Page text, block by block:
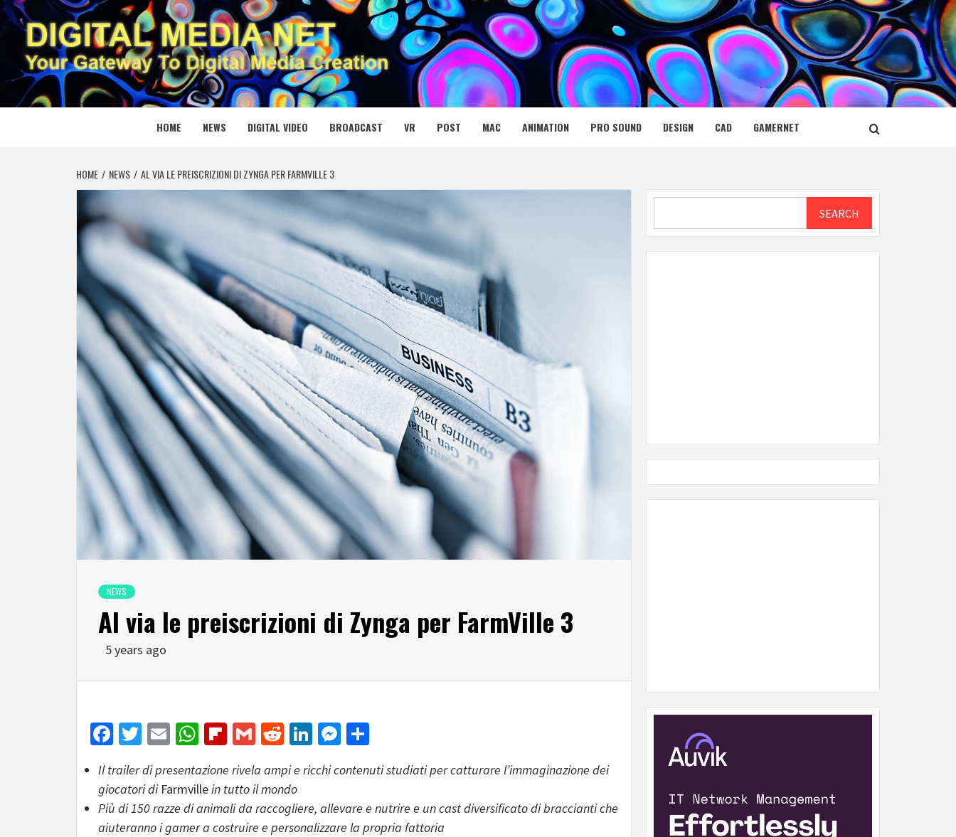
Skip
to
content
DIGITAL MEDIA NET
YOUR GATEWAY TO DIGITAL MEDIA CREATION
HOME NEWS DIGITAL VIDEO BROADCAST VR POST MAC ANIMATION PRO SOUND DESIGN CAD GAMERNET
HOME NEWS AL VIA LE PREISCRIZIONI DI ZYNGA PER FARMVILLE 3
NEWS
Al via le preiscrizioni di Zynga per FarmVille 3
5 years ago
Facebook
Twitter
EmailWhatsApp
Flipboard
GmailRedditLinkedIn
Messenger
Il trailer di presentazione rivela ampi e ricchi contenuti studiati per catturare l’immaginazione dei
giocatori di Farmvillein tutto il mondo
Più di 150 razze di animali da raccogliere, allevare e nutrire e un cast diversificato di braccianti che
aiuteranno i gamer a costruire e personalizzare la propria fattoria
SEARCH